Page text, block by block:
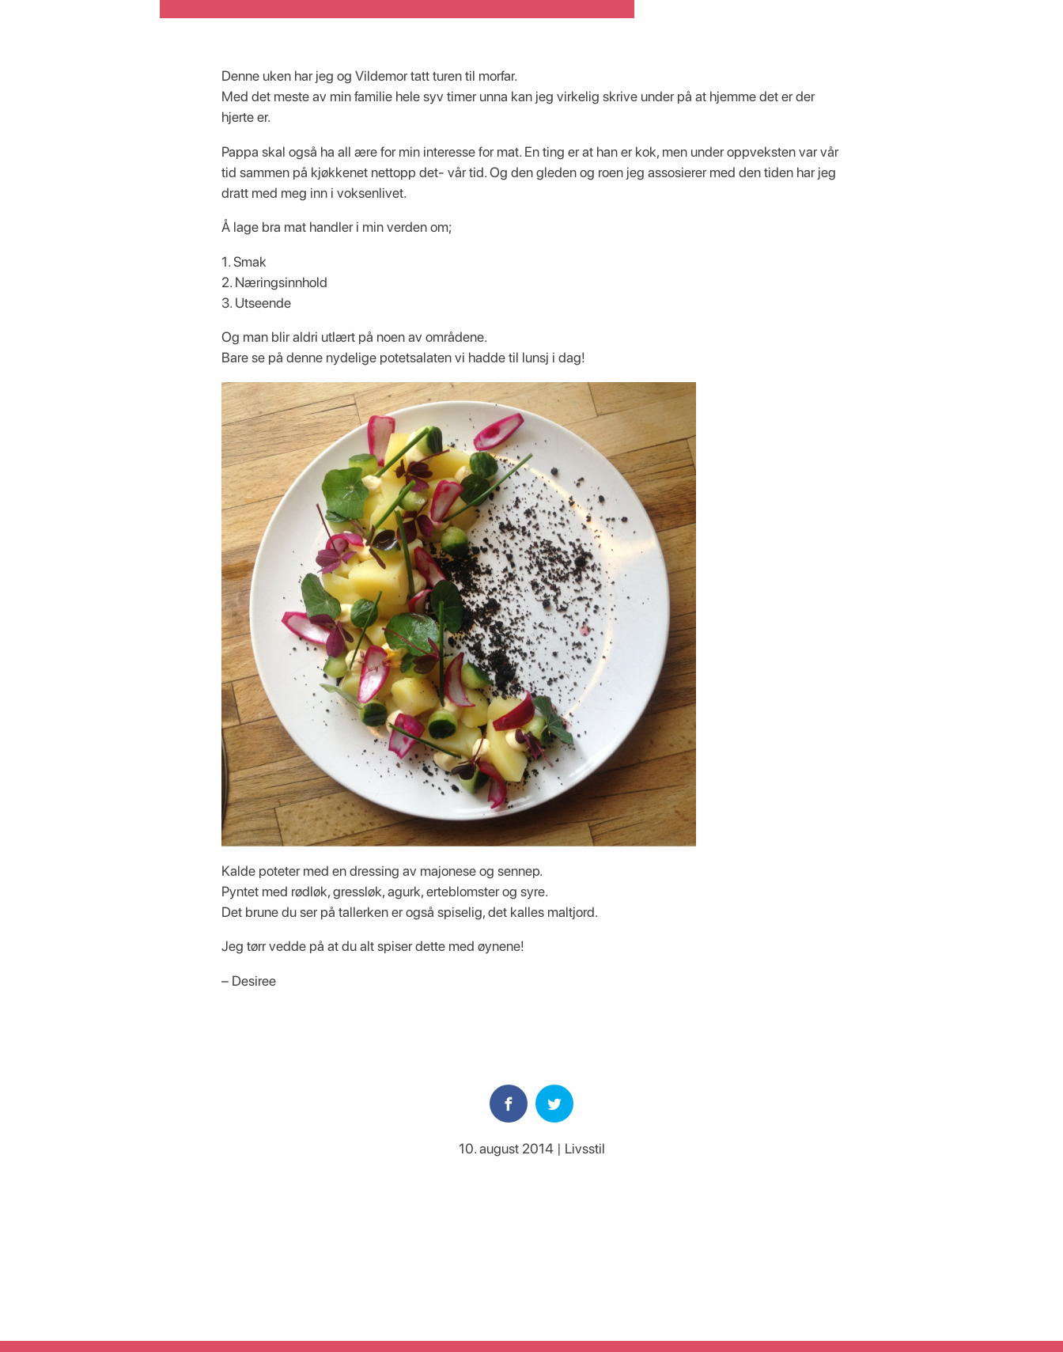
Denne uken har jeg og Vildemor tatt turen til morfar.
Med det meste av min familie hele syv timer unna kan jeg virkelig skrive under på at hjemme det er der
hjerte er.
Pappa skal også ha all ære for min interesse for mat. En ting er at han er kok, men under oppveksten var vår
tid sammen på kjøkkenet nettopp det- vår tid. Og den gleden og roen jeg assosierer med den tiden har jeg
dratt med meg inn i voksenlivet.
Å lage bra mat handler i min verden om;
1. Smak
2. Næringsinnhold
3. Utseende
Og man blir aldri utlært på noen av områdene.
Bare se på denne nydelige potetsalaten vi hadde til lunsj i dag!
Kalde poteter med en dressing av majonese og sennep.
Pyntet med rødløk, gressløk, agurk, erteblomster og syre.
Det brune du ser på tallerken er også spiselig, det kalles maltjord.
Jeg tørr vedde på at du alt spiser dette med øynene!
– Desiree
10. august 2014 | Livsstil